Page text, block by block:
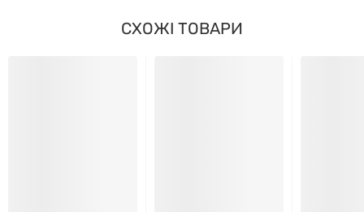
СХОЖІ ТОВАРИ